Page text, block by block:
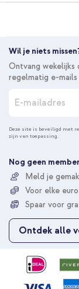
Wil je niets
Ontvang
regelmatig e-
n
n
e
u
o
p
o
z
Deze site is beveiligd met
zijn van toepassing.
Nog geen
Meld je
Voor elke
Spaar voor
Ontdek alle